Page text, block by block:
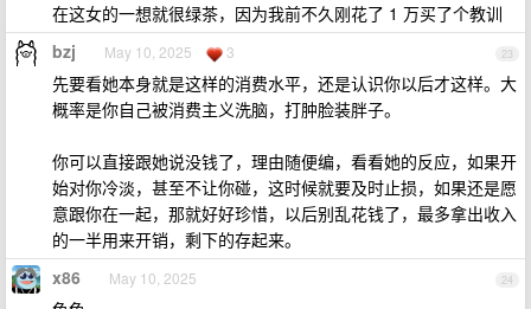
在这女的一想就很绿茶，因为我前不久刚花了 1 万买了个教训
23
bzj May 10, 2025 3
先要看她本身就是这样的消费水平，还是认识你以后才这样。大
概率是你自己被消费主义洗脑，打肿脸装胖子。
你可以直接跟她说没钱了，理由随便编，看看她的反应，如果开
始对你冷淡，甚至不让你碰，这时候就要及时止损，如果还是愿
意跟你在一起，那就好好珍惜，以后别乱花钱了，最多拿出收入
的一半用来开销，剩下的存起来。
24
x86 May 10, 2025